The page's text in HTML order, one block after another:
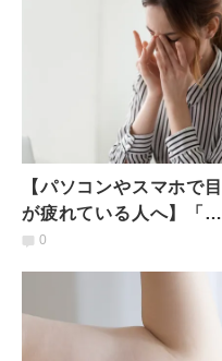
【パソコンやスマホで目
が疲れている人へ】「眼
精疲労」「頭痛」「首凝
0